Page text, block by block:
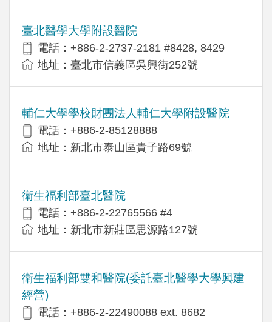
臺北醫學大學附設醫院
電話：+886-2-2737-2181 #8428, 8429
地址：臺北市信義區吳興街252號
輔仁大學學校財團法人輔仁大學附設醫院
電話：+886-2-85128888
地址：新北市泰山區貴子路69號
衛生福利部臺北醫院
電話：+886-2-22765566 #4
地址：新北市新莊區思源路127號
衛生福利部雙和醫院(委託臺北醫學大學興建
經營)
電話：+​886-2-22490088 ext. 8682